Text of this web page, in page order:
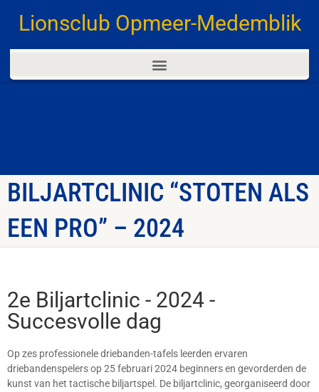
Lionsclub Opmeer-Medemblik
BILJARTCLINIC “STOTEN ALS
EEN PRO” – 2024
2e Biljartclinic - 2024 -
Succesvolle dag
Op zes professionele driebanden-tafels leerden ervaren
driebandenspelers op 25 februari 2024 beginners en gevorderden de
kunst van het tactische biljartspel. De biljartclinic, georganiseerd door